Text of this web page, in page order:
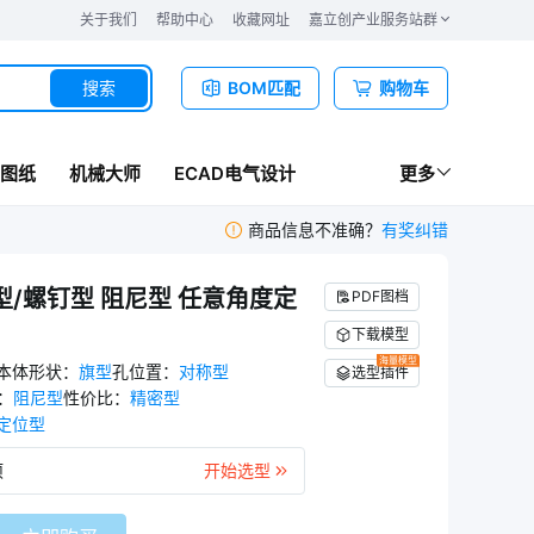
关于我们 帮助中心 收藏网址 嘉立创产业服务站群
BOM匹配 购物车
搜索
纸 机械大师 ECAD电气设计 更多
商品信息不准确？ 有奖纠错
/螺钉型 阻尼型 任意角度定
体形状： 旗型孔位置： 对称型
阻尼型性价比： 精密型
位型
开始选型
PDF图档
下载模型
海量模型
选型插件